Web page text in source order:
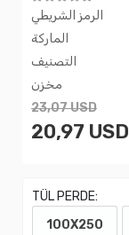
الرمز الشريطي
الماركة
التصنيف
مخزن
23,07 USD
20,97 USD
TÜL PERDE:
100X250